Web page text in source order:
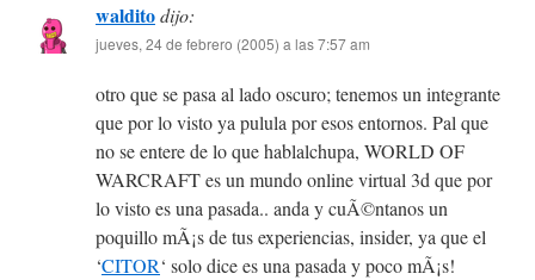
walditodijo:
jueves, 24 de febrero (2005) a las 7:57 am
otro que se pasa al lado oscuro; tenemos un integrante
que por lo visto ya pulula por esos entornos. Pal que
no se entere de lo que hablalchupa, WORLD OF
WARCRAFT es un mundo online virtual 3d que por
lo visto es una pasada.. anda y cuÃ©ntanos un
poquillo mÃ¡s de tus experiencias, insider, ya que el
‘CITOR‘ solo dice es una pasada y poco mÃ¡s!